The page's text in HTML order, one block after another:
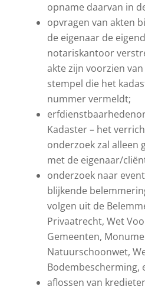
opname daarvan in
opvragen van akten
de eigenaar de
notariskantoor
akte zijn voorzien
stempel die het
nummer vermeldt;
Kadaster – het
onderzoek zal alleen
met de eigenaar/
onderzoek naar
blijkende
volgen uit de
Privaatrecht, Wet
Gemeenten,
Natuurschoonwet,
Bodembescherming,
aflossen van